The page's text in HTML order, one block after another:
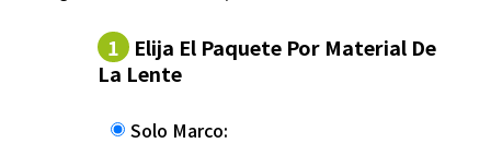
1 Elija El Paquete Por Material De
La Lente
Solo Marco: